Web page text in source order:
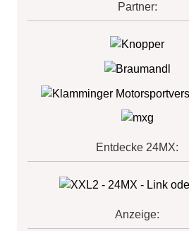
Partner:
Entdecke 24MX:
Anzeige: